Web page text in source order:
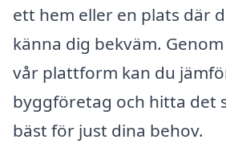
ett hem eller en plats där
känna dig bekväm.
vår plattform kan du
byggföretag och hitta det
bäst för just dina behov.